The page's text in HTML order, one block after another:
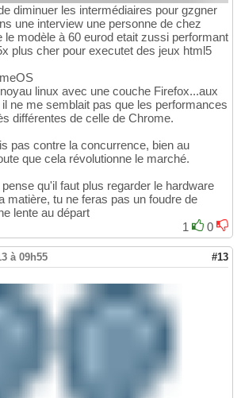
diminuer les intermédiaires pour gzgner
une interview une personne de chez
le modèle à 60 eurod etait zussi performant
plus cher pour executet des jeux html5
linux avec une couche Firefox...aux
ne me semblait pas que les performances
différentes de celle de Chrome.
pas contre la concurrence, bien au
que cela révolutionne le marché.
qu'il faut plus regarder le hardware
matière, tu ne feras pas un foudre de
lente au départ
1
0
à 09h55 #13